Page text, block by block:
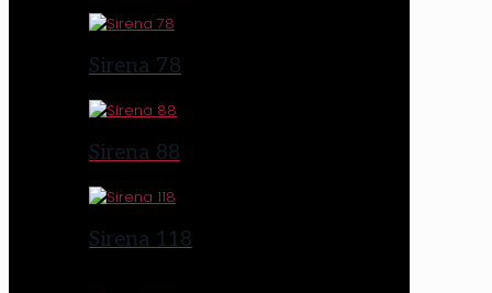
Sirena 78
Sirena 88
Sirena 118